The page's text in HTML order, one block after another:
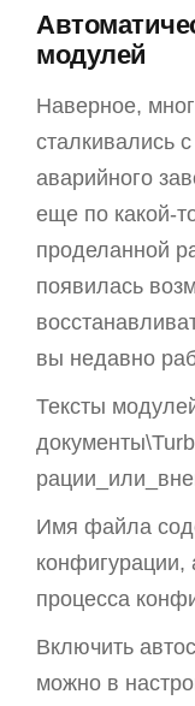
модулей
Наверное,
сталкивались
аварийного
еще по какой-
проделанной
появилась
вы недавно
Тексты
Имя файла
конфигурации,
процесса
Включить
можно в